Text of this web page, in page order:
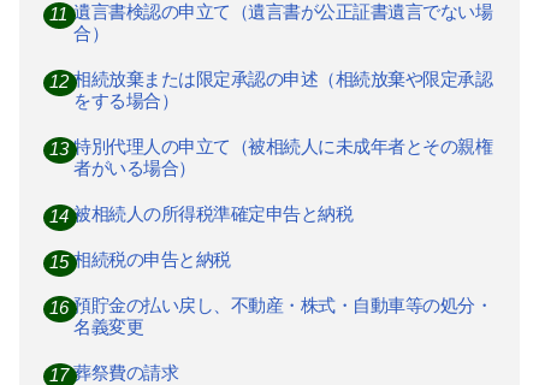
遺言書検認の申立て（遺言書が公正証書遺言でない場
合）
相続放棄または限定承認の申述（相続放棄や限定承認
をする場合）
特別代理人の申立て（被相続人に未成年者とその親権
者がいる場合）
被相続人の所得税準確定申告と納税
相続税の申告と納税
預貯金の払い戻し、不動産・株式・自動車等の処分・
名義変更
葬祭費の請求